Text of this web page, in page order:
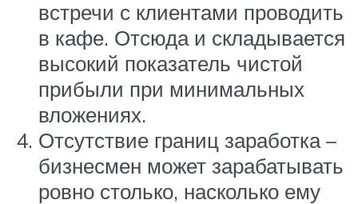
встречи с клиентами проводить
в кафе. Отсюда и складывается
высокий показатель чистой
прибыли при минимальных
вложениях.
Отсутствие границ заработка –
бизнесмен может зарабатывать
ровно столько, насколько ему